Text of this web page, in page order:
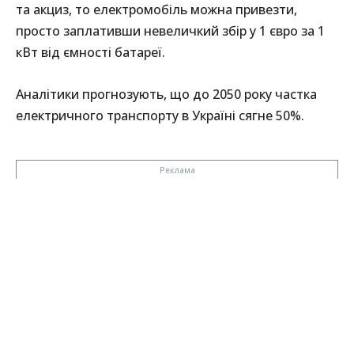
та акциз, то електромобіль можна привезти,
просто заплативши невеличкий збір у 1 євро за 1
кВт від ємності батареї.
Аналітики прогнозують, що до 2050 року частка
електричного транспорту в Україні сягне 50%.